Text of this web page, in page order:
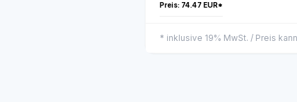
Preis: 74.47 EUR*
* inklusive 19% MwSt. / Preis